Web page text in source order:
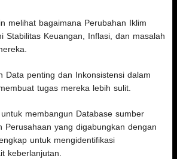
melihat bagaimana Perubahan Iklim
Stabilitas Keuangan, Inflasi, dan masalah
Data penting dan Inkonsistensi dalam
tugas mereka lebih sulit.
membangun Database sumber
Perusahaan yang digabungkan dengan
untuk mengidentifikasi
keberlanjutan.